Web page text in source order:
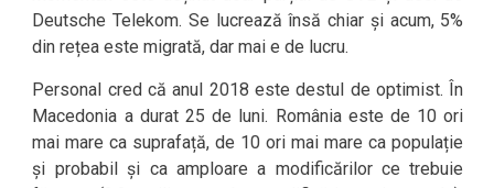
Deutsche Telekom. Se lucrează însă chiar și acum, 5%
din rețea este migrată, dar mai e de lucru.
Personal cred că anul 2018 este destul de optimist. În
Macedonia a durat 25 de luni. România este de 10 ori
mai mare ca suprafață, de 10 ori mai mare ca populație
și probabil și ca amploare a modificărilor ce trebuie